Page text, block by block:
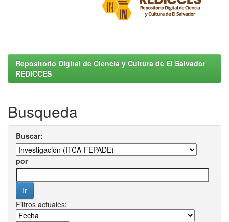
Repositorio Digital de Ciencia y Cultura de El Salvador
REDICCES
Busqueda
Buscar:
por
Filtros actuales: